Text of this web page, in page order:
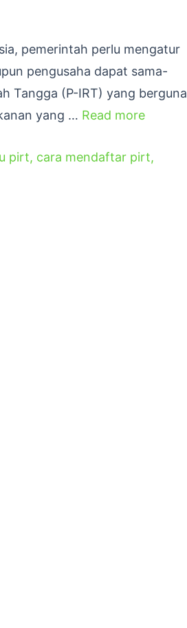
pemerintah perlu mengatur
pengusaha dapat sama-
Tangga (P-IRT) yang berguna
yang … Read more
pirt, cara mendaftar pirt,